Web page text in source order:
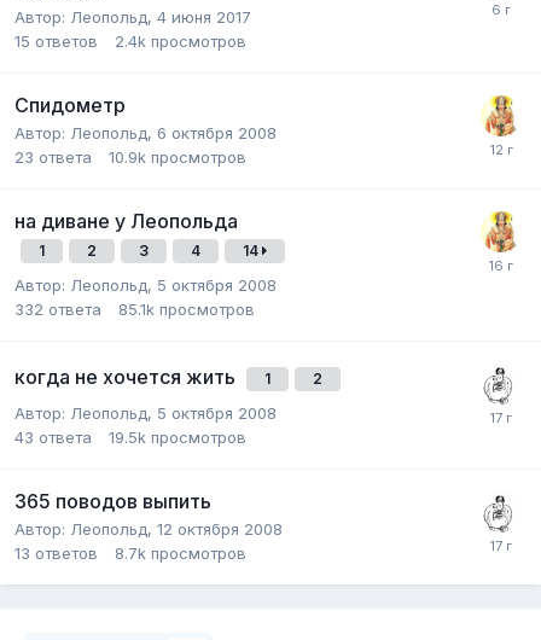
Автор: Леопольд, 4 июня 2017
15 ответов 2.4k просмотров
Спидометр
Автор: Леопольд, 6 октября 2008
23 ответа 10.9k просмотров
на диване у Леопольда
1 2 3 4 14
Автор: Леопольд, 5 октября 2008
332 ответа 85.1k просмотров
когда не хочется жить 1 2
Автор: Леопольд, 5 октября 2008
43 ответа 19.5k просмотров
365 поводов выпить
Автор: Леопольд, 12 октября 2008
13 ответов 8.7k просмотров